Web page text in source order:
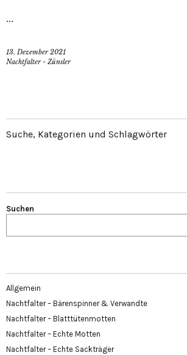
…
13. Dezember 2021
Nachtfalter - Zünsler
Suche, Kategorien und Schlagwörter
Suchen
Allgemein
Nachtfalter – Bärenspinner & Verwandte
Nachtfalter – Blatttütenmotten
Nachtfalter – Echte Motten
Nachtfalter – Echte Sackträger